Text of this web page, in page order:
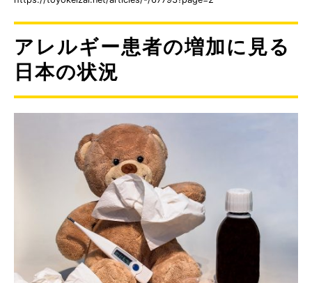
アレルギー患者の増加に見る
日本の状況